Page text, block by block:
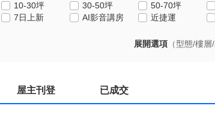
10-30坪 30-50坪 50-70坪
7日上新 AI影音講房 近捷運
展開選項 （型態/樓層
屋主刊登 已成交